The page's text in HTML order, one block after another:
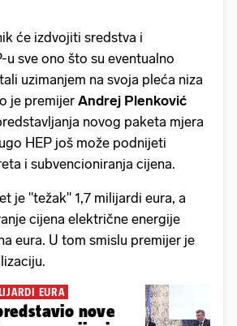
će izdvojiti sredstva i
u sve ono što su eventualno
uzimanjem na svoja pleća niza
je premijer Andrej Plenković
novog paketa mjera
HEP još može podnijeti
i subvencioniranja cijena.
je "težak" 1,7 milijardi eura, a
cijena električne energije
eura. U tom smislu premijer je
EURA
nove